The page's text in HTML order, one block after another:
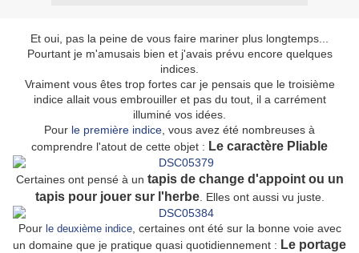
Et oui, pas la peine de vous faire mariner plus longtemps...
Pourtant je m'amusais bien et j'avais prévu encore quelques
indices.
Vraiment vous êtes trop fortes car je pensais que le troisième
indice allait vous embrouiller et pas du tout, il a carrément
illuminé vos idées.
Pour le première indice , vous avez été nombreuses à
comprendre l'atout de cette objet : Le caractère Pliable
Certaines ont pensé à un tapis de change d'appoint ou un
tapis pour jouer sur l'herbe. Elles ont aussi vu juste.
Pour le deuxième indice, certaines ont été sur la bonne voie avec
un domaine que je pratique quasi quotidiennement : Le portage